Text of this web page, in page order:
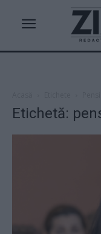
Etichetă: